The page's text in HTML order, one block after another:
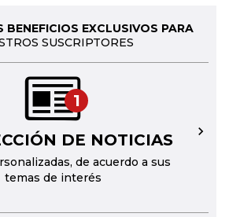
EXCLUSIVOS PARA
SUSCRIPTORES
1
DE NOTICIAS
de acuerdo a sus
temas de interés
→